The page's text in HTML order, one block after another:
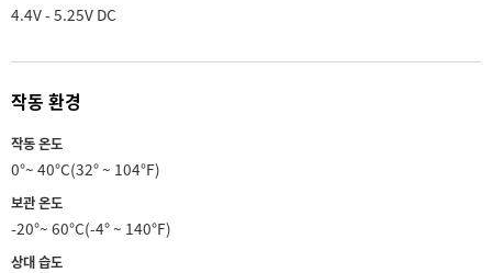
4.4V - 5.25V DC
작동 환경
작동 온도
0°~ 40°C(32° ~ 104°F)
보관 온도
-20°~ 60°C(-4° ~ 140°F)
상대 습도